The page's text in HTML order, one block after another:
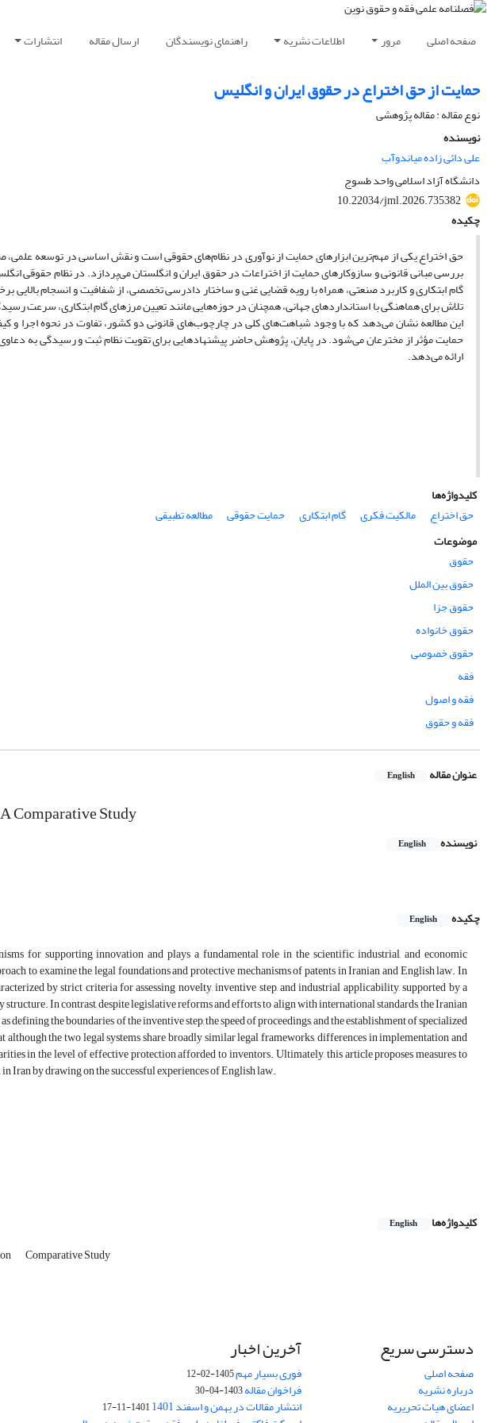
صفحه اصلی مرور اطلاعات نشریه راهنمای نویسندگان ارسال مقاله انتشارات
حمایت از حق اختراع در حقوق ایران و انگلیس
نوع مقاله : مقاله پژوهشی
نویسنده
علی دائی زاده میاندوآب
دانشگاه آزاد اسلامی واحد طسوج
10.22034/jml.2026.735382
چکیده
حق اختراع یکی از مهم‌ترین ابزارهای حمایت از نوآوری در نظام‌های حقوقی است و نقش اساسی در توسعه
بررسی مبانی قانونی و سازوکارهای حمایت از اختراعات در حقوق ایران و انگلستان می‌پردازد. در نظام حقوقی
گام ابتکاری و کاربرد صنعتی، همراه با رویه‌ قضایی غنی و ساختار دادرسی تخصصی، از شفافیت و انسجام بالایی
تلاش برای هماهنگی با استانداردهای جهانی، همچنان در حوزه‌هایی مانند تعیین مرزهای گام ابتکاری، سرعت
این مطالعه نشان می‌دهد که با وجود شباهت‌های کلی در چارچوب‌های قانونی دو کشور، تفاوت در نحوه اجرا و
حمایت مؤثر از مخترعان می‌شود. در پایان، پژوهش حاضر پیشنهادهایی برای تقویت نظام ثبت و رسیدگی به دعاوی
ارائه می‌دهد.
کلیدواژه‌ها
حق اختراع
مالکیت فکری گام ابتکاری حمایت حقوقی
مطالعه تطبیقی
موضوعات
حقوق
حقوق بین الملل
حقوق جزا
حقوق خانواده
حقوق خصوصی
فقه
فقه و اصول
فقه و حقوق
عنوان مقاله English
Comparative Study
نویسنده English
چکیده
English
for supporting innovation and plays a fundamental role in the scientific, industrial, and economic
to examine the legal foundations and protective mechanisms of patents in Iranian and English law. In
by strict criteria for assessing novelty, inventive step, and industrial applicability, supported by a
In contrast, despite legislative reforms and efforts to align with international standards, the Iranian
defining the boundaries of the inventive step, the speed of proceedings, and the establishment of specialized
the two legal systems share broadly similar legal frameworks, differences in implementation and
in the level of effective protection afforded to inventors. Ultimately, this article proposes measures to
Iran by drawing on the successful experiences of English law.
کلیدواژه‌ها English
Comparative Study
دسترسی سریع
صفحه اصلی
درباره نشریه
اعضای هیات تحریریه
آخرین اخبار
فوری بسیار مهم1405-02-12
فراخوان مقاله1403-04-30
انتشار مقالات در بهمن و اسفند 1401 1401-11-17